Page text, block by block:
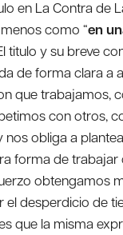
en La Contra de
como “en
titulo y su breve
de forma clara a
que trabajamos,
con otros,
nos obliga a
forma de
obtengamos
el desperdicio de
que la misma